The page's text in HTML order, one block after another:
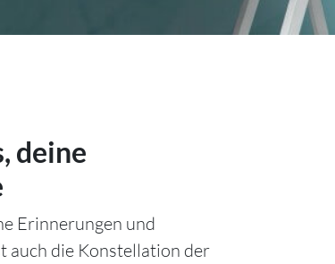
deine
Erinnerungen und
auch die Konstellation der